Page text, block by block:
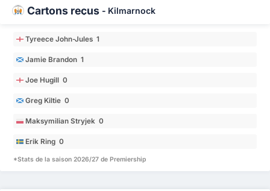
Cartons reçus - Kilmarnock
Tyreece John-Jules 1
Jamie Brandon 1
Joe Hugill 0
Greg Kiltie 0
Maksymilian Stryjek 0
Erik Ring 0
*Stats de la saison 2026/27 de Premiership